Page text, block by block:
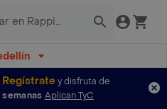
Regístratey disfruta de
Aplican TyC